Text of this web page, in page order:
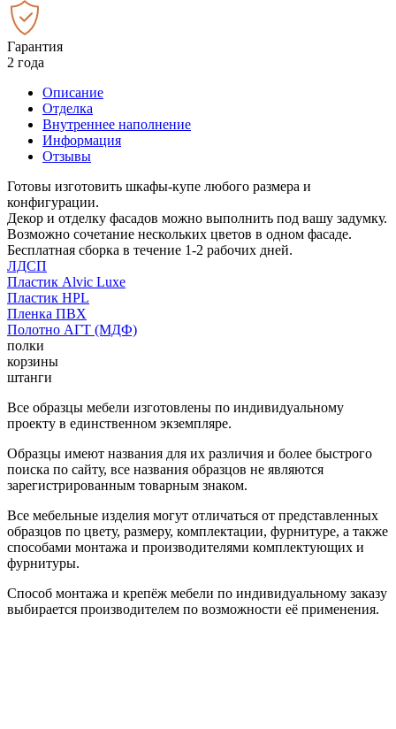
Гарантия
2 года
Описание
Отделка
Внутреннее наполнение
Информация
Отзывы
Готовы изготовить шкафы-купе любого размера и
конфигурации.
Декор и отделку фасадов можно выполнить под вашу задумку.
Возможно сочетание нескольких цветов в одном фасаде.
Бесплатная сборка в течение 1-2 рабочих дней.
ЛДСП
Пластик Alvic Luxe
Пластик HPL
Пленка ПВХ
Полотно АГТ (МДФ)
полки
корзины
штанги
Все образцы мебели изготовлены по индивидуальному
проекту в единственном экземпляре.
Образцы имеют названия для их различия и более быстрого
поиска по сайту, все названия образцов не являются
зарегистрированным товарным знаком.
Все мебельные изделия могут отличаться от представленных
образцов по цвету, размеру, комплектации, фурнитуре, а также
способами монтажа и производителями комплектующих и
фурнитуры.
Способ монтажа и крепёж мебели по индивидуальному заказу
выбирается производителем по возможности её применения.